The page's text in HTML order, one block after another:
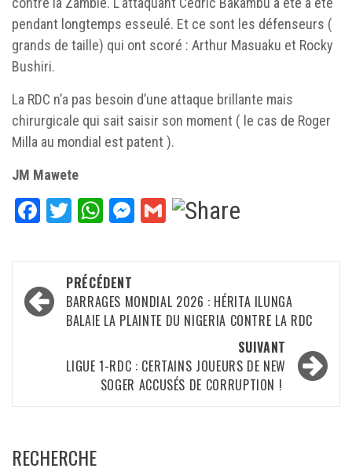
pendant longtemps esseulé. Et ce sont les défenseurs (
grands de taille) qui ont scoré : Arthur Masuaku et Rocky
Bushiri.
La RDC n’a pas besoin d’une attaque brillante mais
chirurgicale qui sait saisir son moment ( le cas de Roger
Milla au mondial est patent ).
JM Mawete
Facebook
TwitterWhatsApp
Messenger
Gmail
Navigation
d’article
PRÉCÉDENT
BARRAGES MONDIAL 2026 : HÉRITA ILUNGA
BALAIE LA PLAINTE DU NIGERIA CONTRE LA RDC
SUIVANT
LIGUE 1-RDC : CERTAINS JOUEURS DE NEW
SOGER ACCUSÉS DE CORRUPTION !
RECHERCHE